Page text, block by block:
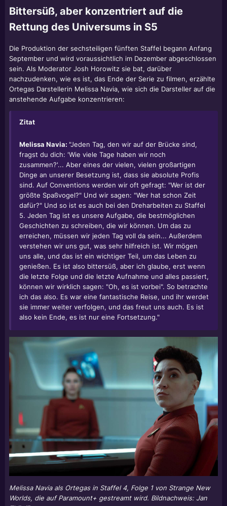
gerne nenne. Und ich freue mich sehr darauf zu sehen, wie
Paul seinen Witz und seinen Charme in diese Figur
einbringt und uns als Spock und Kirk näher
zusammenbringt. [sarkastisch] Hoffentlich sehen wir davon
mehr. Ich weiß nicht, ob wir das tun werden, aber vielleicht
in Staffel 4.
Bittersüß, aber konzentriert auf die
Rettung des Universums in S5
Die Produktion der sechsteiligen fünften Staffel begann Anfang
September und wird voraussichtlich im Dezember abgeschlossen
sein. Als Moderator Josh Horowitz sie bat, darüber
nachzudenken, wie es ist, das Ende der Serie zu filmen, erzählte
Ortegas Darstellerin Melissa Navia, wie sich die Darsteller auf die
anstehende Aufgabe konzentrieren:
Zitat
Melissa Navia: "Jeden Tag, den wir auf der Brücke sind,
fragst du dich: 'Wie viele Tage haben wir noch
zusammen?'... Aber eines der vielen, vielen großartigen
Dinge an unserer Besetzung ist, dass sie absolute Profis
sind. Auf Conventions werden wir oft gefragt: "Wer ist der
größte Spaßvogel?" Und wir sagen: "Wer hat schon Zeit
dafür?" Und so ist es auch bei den Dreharbeiten zu Staffel
5. Jeden Tag ist es unsere Aufgabe, die bestmöglichen
Geschichten zu schreiben, die wir können. Um das zu
erreichen, müssen wir jeden Tag voll da sein... Außerdem
verstehen wir uns gut, was sehr hilfreich ist. Wir mögen
uns alle, und das ist ein wichtiger Teil, um das Leben zu
genießen. Es ist also bittersüß, aber ich glaube, erst wenn
die letzte Folge und die letzte Aufnahme und alles passiert,
können wir wirklich sagen: "Oh, es ist vorbei". So betrachte
ich das also. Es war eine fantastische Reise, und ihr werdet
sie immer weiter verfolgen, und das freut uns auch. Es ist
also kein Ende, es ist nur eine Fortsetzung."
Melissa Navia als Ortegas in Staffel 4, Folge 1 von Strange New
Worlds, die auf Paramount+ gestreamt wird. Bildnachweis: Jan